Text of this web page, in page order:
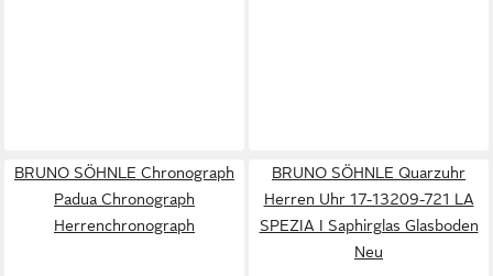
BRUNO SÖHNLE Chronograph
Padua Chronograph
Herrenchronograph
BRUNO SÖHNLE Quarzuhr
Herren Uhr 17-13209-721 LA
SPEZIA I Saphirglas Glasboden
Neu